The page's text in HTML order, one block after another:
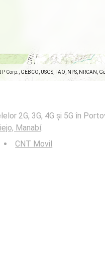
Corp., GEBCO, USGS, FAO, NPS,
2G, 3G, 4G și 5G în
Manabí.
CNT Movil